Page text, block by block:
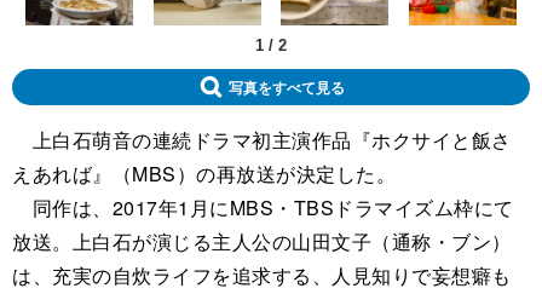
1 / 2
写真をすべて見る
上白石萌音の連続ドラマ初主演作品『ホクサイと飯さ
えあれば』（MBS）の再放送が決定した。
同作は、2017年1月にMBS・TBSドラマイズム枠にて
放送。上白石が演じる主人公の山田文子（通称・ブン）
は、充実の自炊ライフを追求する、人見知りで妄想癖も